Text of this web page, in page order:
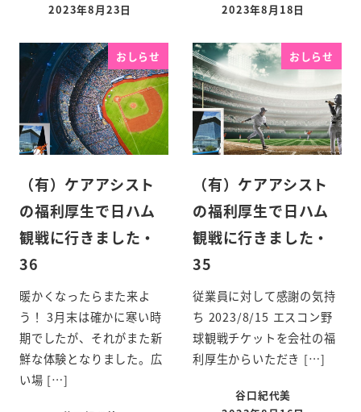
2023年8月23日
2023年8月18日
おしらせ
（有）ケアアシスト
の福利厚生で日ハム
観戦に行きました・
36
暖かくなったらまた来よ
う！ 3月末は確かに寒い時
期でしたが、それがまた新
鮮な体験となりました。広
い場 […]
おしらせ
（有）ケアアシスト
の福利厚生で日ハム
観戦に行きました・
35
従業員に対して感謝の気持
ち 2023/8/15 エスコン野
球観戦チケットを会社の福
利厚生からいただき […]
谷口紀代美